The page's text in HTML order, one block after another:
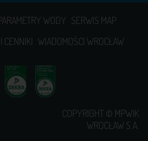
WODY SERWIS MAP
CENNIKI WIADOMOŚCI WROCŁAW
COPYRIGHT © MPWIK
WROCŁAW S.A.